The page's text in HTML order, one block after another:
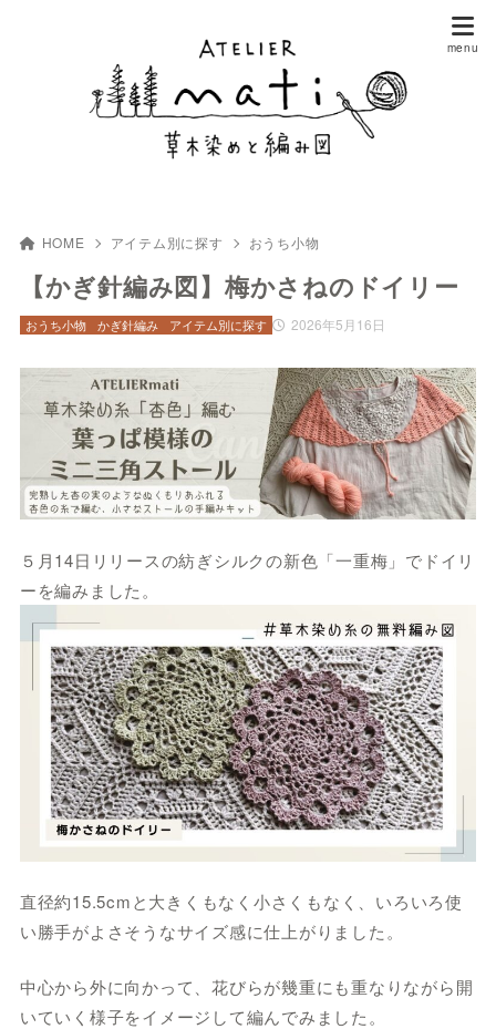
HOME アイテム別に探す おうち小物
【かぎ針編み図】梅かさねのドイリー
2026年5月16日
おうち小物 かぎ針編み アイテム別に探す
５月14日リリースの紡ぎシルクの新色「一重梅」でドイリ
ーを編みました。
直径約15.5cmと大きくもなく小さくもなく、いろいろ使
い勝手がよさそうなサイズ感に仕上がりました。
中心から外に向かって、花びらが幾重にも重なりながら開
いていく様子をイメージして編んでみました。